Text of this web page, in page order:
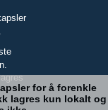
for å forenkle
lagres kun lokalt og